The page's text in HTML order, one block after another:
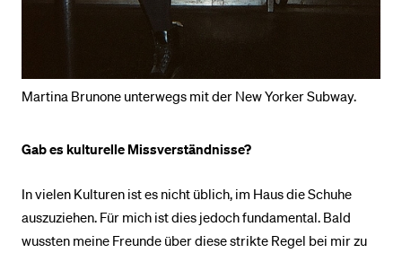
Martina Brunone unterwegs mit der New Yorker Subway.
Gab es kulturelle Missverständnisse?
In vielen Kulturen ist es nicht üblich, im Haus die Schuhe
auszuziehen. Für mich ist dies jedoch fundamental. Bald
wussten meine Freunde über diese strikte Regel bei mir zu